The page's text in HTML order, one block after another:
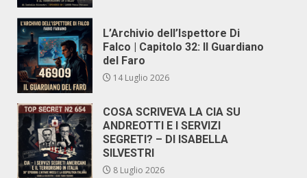
L’Archivio dell’Ispettore Di
Falco | Capitolo 32: Il Guardiano
del Faro
14 Luglio 2026
COSA SCRIVEVA LA CIA SU
ANDREOTTI E I SERVIZI
SEGRETI? – DI ISABELLA
SILVESTRI
8 Luglio 2026